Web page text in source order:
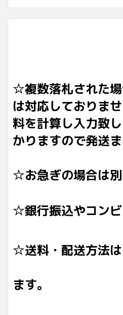
☆複数落札された
は対応しておりま
料を計算し入力致
かりますので発送
☆お急ぎの場合は別
☆銀行振込やコンビ
☆送料・配送方法は
ます。